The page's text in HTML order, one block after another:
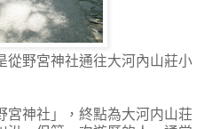
從野宮神社通往大河內山莊小
宮神社」，終點為大河内山荘